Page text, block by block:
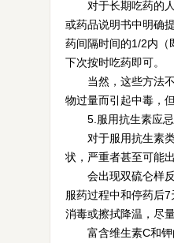
对于长期吃药的人
或药品说明书中明确
药间隔时间的1/2内（
下次按时吃药即可。
当然，这些方法不
物过量而引起中毒，
5.服用抗生素应
对于服用抗生素类
状，严重者甚至可能
会出现双硫仑样反
服药过程中和停药后
消毒或擦拭降温，尽
富含维生素C和钾